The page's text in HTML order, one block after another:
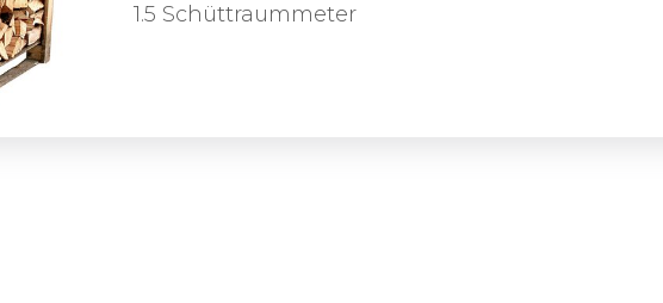
1.5 Schüttraummeter